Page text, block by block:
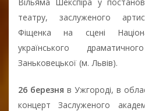
театру, заслуженого
Фіщенка на сцені
українського
Заньковецької (м. Львів).
26 березня в Ужгороді, в
концерт Заслуженого